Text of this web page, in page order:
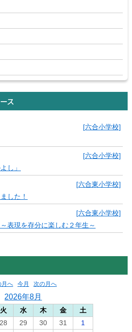
ス
[六合小学校]
[六合小学校]
し」
[六合東小学校]
した！
[六合東小学校]
表現を存分に楽しむ２年生～
月へ 今月 次の月へ
2026年8月
火 水 木 金
土
28 29 30 31
1